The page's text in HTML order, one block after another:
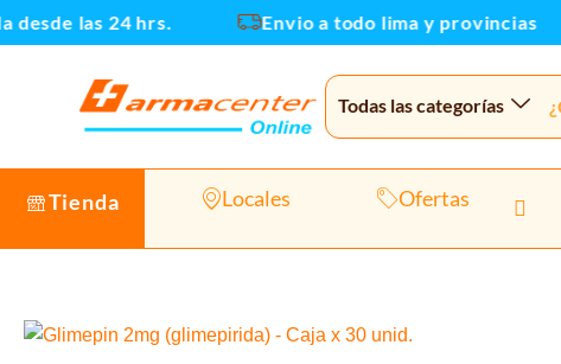
Ir
al
las 24 hrs. Envio a todo lima y provincias
Todas las categorías
Tienda Locales Ofertas